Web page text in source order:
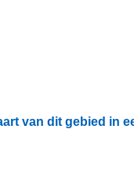
van dit gebied in